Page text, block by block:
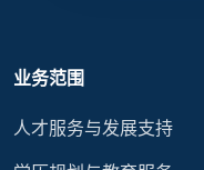
业务范围
人才服务与发展支持